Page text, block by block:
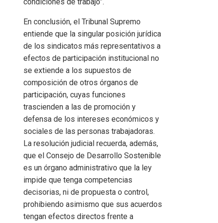
En conclusión, el Tribunal Supremo
entiende que la singular posición jurídica
de los sindicatos más representativos a
efectos de participación institucional no
se extiende a los supuestos de
composición de otros órganos de
participación, cuyas funciones
trascienden a las de promoción y
defensa de los intereses económicos y
sociales de las personas trabajadoras.
La resolución judicial recuerda, además,
que el Consejo de Desarrollo Sostenible
es un órgano administrativo que la ley
impide que tenga competencias
decisorias, ni de propuesta o control,
prohibiendo asimismo que sus acuerdos
tengan efectos directos frente a